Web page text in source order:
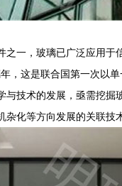
一，玻璃已广泛应用
，这是联合国第一次以
技术的发展，亟需挖
化等方向发展的关联技术